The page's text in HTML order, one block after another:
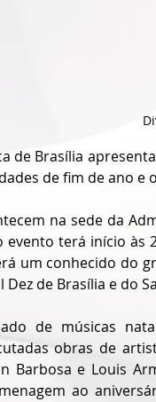
de Brasília
de fim de ano
na sede da
terá início às
um conhecido do
de Brasília e do
de músicas
obras de
Barbosa e Louis
ao